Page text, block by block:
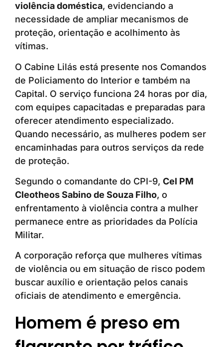
violência doméstica, evidenciando a
necessidade de ampliar mecanismos de
proteção, orientação e acolhimento às
vítimas.
O Cabine Lilás está presente nos Comandos
de Policiamento do Interior e também na
Capital. O serviço funciona 24 horas por dia,
com equipes capacitadas e preparadas para
oferecer atendimento especializado.
Quando necessário, as mulheres podem ser
encaminhadas para outros serviços da rede
de proteção.
Segundo o comandante do CPI-9, Cel PM
Cleotheos Sabino de Souza Filho, o
enfrentamento à violência contra a mulher
permanece entre as prioridades da Polícia
Militar.
A corporação reforça que mulheres vítimas
de violência ou em situação de risco podem
buscar auxílio e orientação pelos canais
oficiais de atendimento e emergência.
Homem é preso em